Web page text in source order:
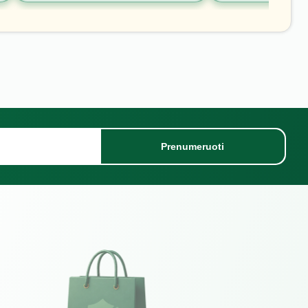
Prenumeruoti